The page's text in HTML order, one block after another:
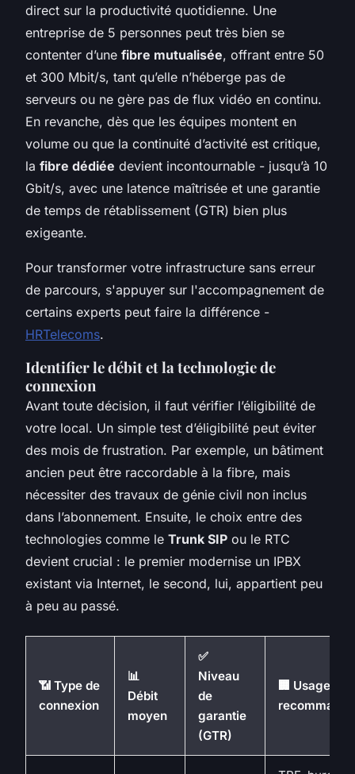
direct sur la productivité quotidienne. Une
entreprise de 5 personnes peut très bien se
contenter d’une fibre mutualisée, offrant entre 50
et 300 Mbit/s, tant qu’elle n’héberge pas de
serveurs ou ne gère pas de flux vidéo en continu.
En revanche, dès que les équipes montent en
volume ou que la continuité d’activité est critique,
la fibre dédiée devient incontournable - jusqu’à 10
Gbit/s, avec une latence maîtrisée et une garantie
de temps de rétablissement (GTR) bien plus
exigeante.
Pour transformer votre infrastructure sans erreur
de parcours, s'appuyer sur l'accompagnement de
certains experts peut faire la différence -
HRTelecoms.
Identifier le débit et la technologie de
connexion
Avant toute décision, il faut vérifier l’éligibilité de
votre local. Un simple test d’éligibilité peut éviter
des mois de frustration. Par exemple, un bâtiment
ancien peut être raccordable à la fibre, mais
nécessiter des travaux de génie civil non inclus
dans l’abonnement. Ensuite, le choix entre des
technologies comme le Trunk SIP ou le RTC
devient crucial : le premier modernise un IPBX
existant via Internet, le second, lui, appartient peu
à peu au passé.
📶 Type de
connexion
📊
Débit
moyen
✅
Niveau
de
garantie
(GTR)
🏢 Usage
recommandé